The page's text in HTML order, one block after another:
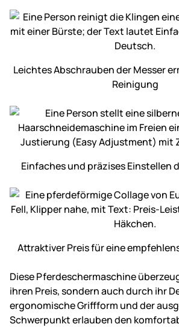
Leichtes Abschrauben der Messer
Reinigung
Einfaches und präzises Einstellen
Attraktiver Preis für eine
Diese Pferdeschermaschine
ihren Preis, sondern auch durch ihr
ergonomische Griffform und der
Schwerpunkt erlauben den